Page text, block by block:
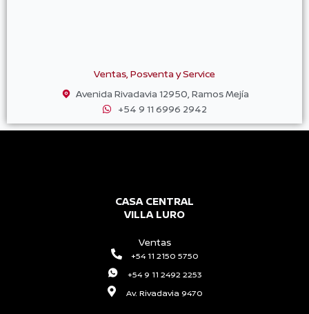
Ventas, Posventa y Service
Avenida Rivadavia 12950, Ramos Mejía
+54 9 11 6996 2942
CASA CENTRAL
VILLA LURO
Ventas
+54 11 2150 5750
+54 9 11 2492 2253
Av. Rivadavia 9470